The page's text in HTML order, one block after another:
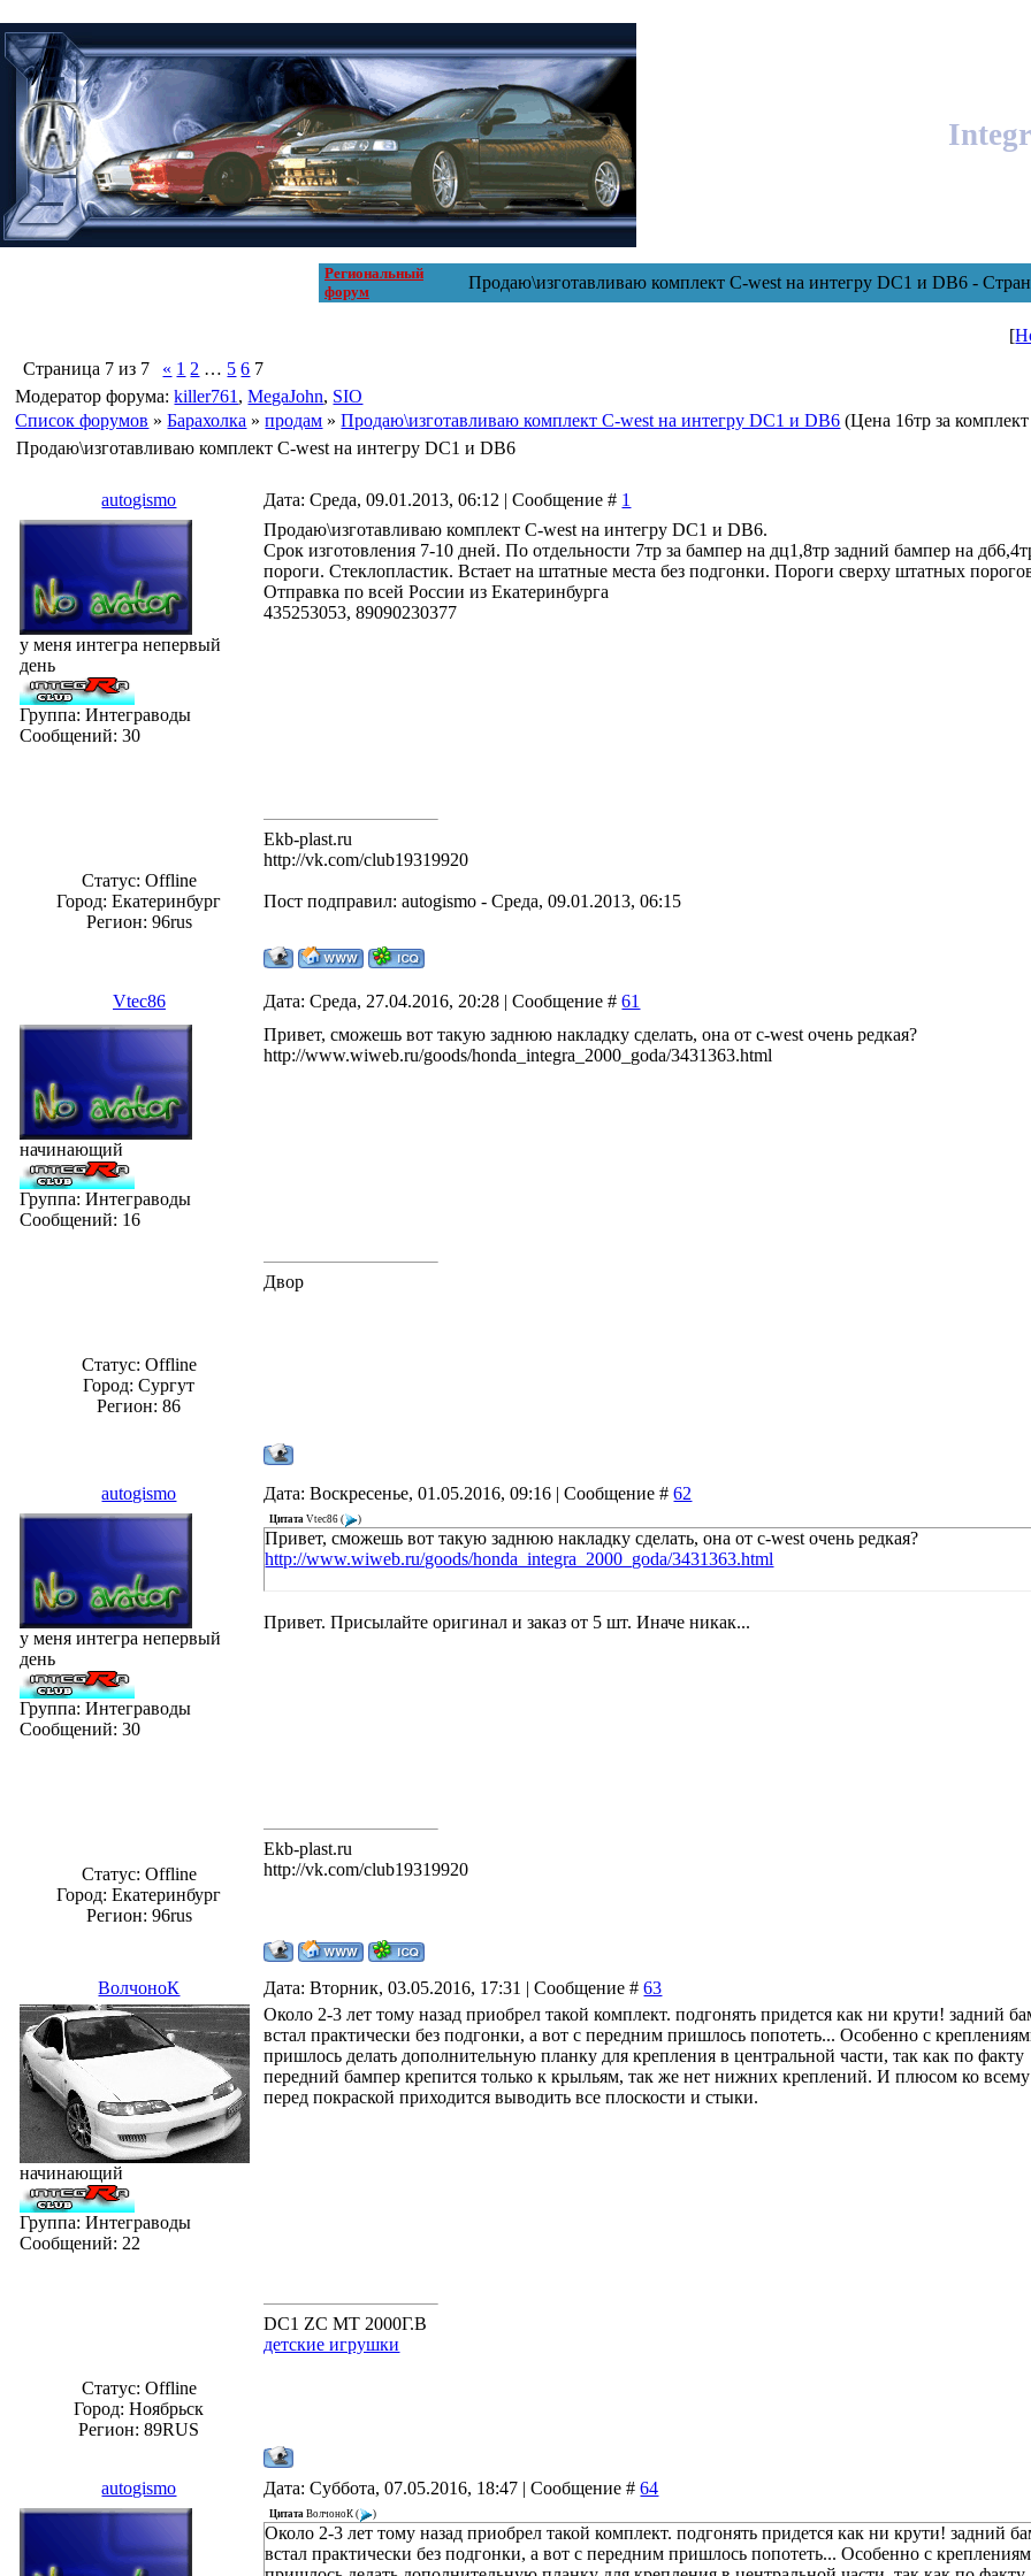
Региональный
форум
Продаю\изготавливаю комплект C-west на интегру DC1 и DB6 -
[
Страница 7 из 7 « 1 2 … 5 6 7
Модератор форума:killer761 ,MegaJohn, SIO
Список форумов » Барахолка » продам » Продаю\изготавливаю комплект C-west на интегру DC1 и DB6 (Цена 16тр за
Продаю\изготавливаю комплект C-west на интегру DC1 и DB6
autogismo Дата: Среда, 09.01.2013, 06:12 | Сообщение # 1
у меня интегра непервый
день
Группа: Интеграводы
Сообщений:30
Статус: Offline
Город: Екатеринбург
Регион: 96rus
Продаю\изготавливаю комплект C-west на интегру DC1 и DB6.
Срок изготовления 7-10 дней. По отдельности 7тр за бампер на дц1,8тр задний бампер на
пороги. Стеклопластик. Встает на штатные места без подгонки. Пороги сверху штатных
Отправка по всей России из Екатеринбурга
435253053, 89090230377
Ekb-plast.ru
http://vk.com/club19319920
Пост подправил:autogismo -Среда, 09.01.2013, 06:15
Vtec86 Дата: Среда, 27.04.2016, 20:28 | Сообщение #61
начинающий
Группа: Интеграводы
Сообщений: 16
Статус: Offline
Город: Сургут
Регион: 86
Привет, сможешь вот такую заднюю накладку сделать, она от c-west очень редкая?
http://www.wiweb.ru/goods/honda_integra_2000_goda/3431363.html
Двор
autogismo Дата: Воскресенье, 01.05.2016, 09:16 | Сообщение #62
у меня интегра непервый
день
Группа: Интеграводы
Сообщений:30
Статус: Offline
Город: Екатеринбург
Регион: 96rus
Цитата Vtec86 ( )
Привет, сможешь вот такую заднюю накладку сделать, она от c-west очень редкая?
http://www.wiweb.ru/goods/honda_integra_2000_goda/3431363.html
Привет. Присылайте оригинал и заказ от 5 шт. Иначе никак...
Ekb-plast.ru
http://vk.com/club19319920
ВолчоноК Дата: Вторник, 03.05.2016, 17:31 | Сообщение #63
начинающий
Группа: Интеграводы
Сообщений: 22
Статус: Offline
Город: Ноябрьск
Регион: 89RUS
Около 2-3 лет тому назад приобрел такой комплект. подгонять придется как ни крути! задний
встал практически без подгонки, а вот с передним пришлось попотеть... Особенно с
пришлось делать дополнительную планку для крепления в центральной части, так как по факту
передний бампер крепится только к крыльям, так же нет нижних креплений. И плюсом ко всему
перед покраской приходится выводить все плоскости и стыки.
DC1 ZC MT 2000Г.В
детские игрушки
autogismo Дата: Суббота, 07.05.2016, 18:47 | Сообщение #64
Цитата ВолчоноК ( )
Около 2-3 лет тому назад приобрел такой комплект. подгонять придется как ни крути! задний
встал практически без подгонки, а вот с передним пришлось попотеть... Особенно с